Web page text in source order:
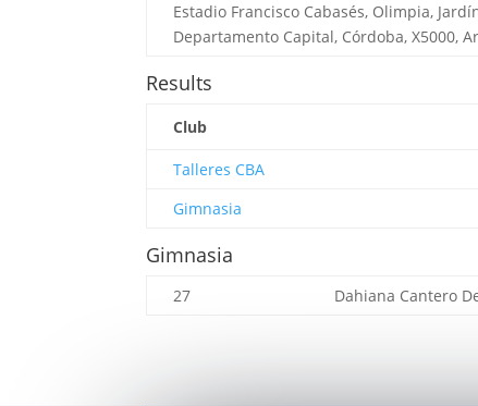
Estadio Francisco Cabasés, Olimpia,
Departamento Capital, Córdoba, X5000,
Results
Club
Talleres CBA
Gimnasia
Gimnasia
27 Dahiana Cantero